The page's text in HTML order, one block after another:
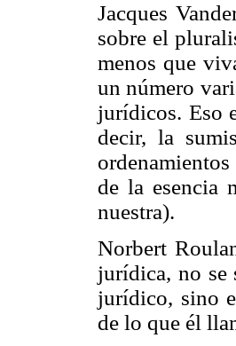
Jacques
sobre el
menos que
un número
jurídicos. Eso
decir, la
de la esencia
nuestra).
Norbert
jurídica, no se
jurídico, sino
de lo que él